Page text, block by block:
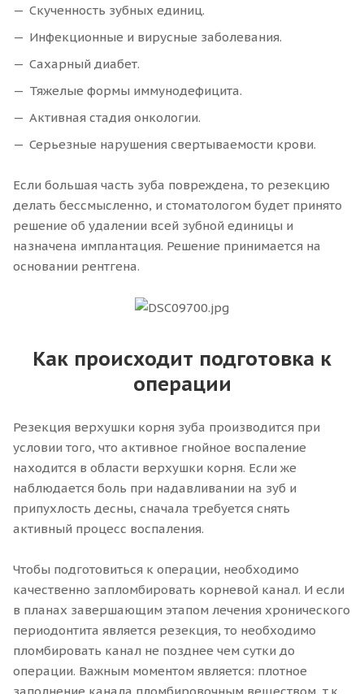
Скученность зубных единиц.
Инфекционные и вирусные заболевания.
Сахарный диабет.
Тяжелые формы иммунодефицита.
Активная стадия онкологии.
Серьезные нарушения свертываемости крови.
Если большая часть зуба повреждена, то резекцию
делать бессмысленно, и стоматологом будет принято
решение об удалении всей зубной единицы и
назначена имплантация. Решение принимается на
основании рентгена.
Как происходит подготовка к
операции
Резекция верхушки корня зуба производится при
условии того, что активное гнойное воспаление
находится в области верхушки корня. Если же
наблюдается боль при надавливании на зуб и
припухлость десны, сначала требуется снять
активный процесс воспаления.
Чтобы подготовиться к операции, необходимо
качественно запломбировать корневой канал. И если
в планах завершающим этапом лечения хронического
периодонтита является резекция, то необходимо
пломбировать канал не позднее чем сутки до
операции. Важным моментом является: плотное